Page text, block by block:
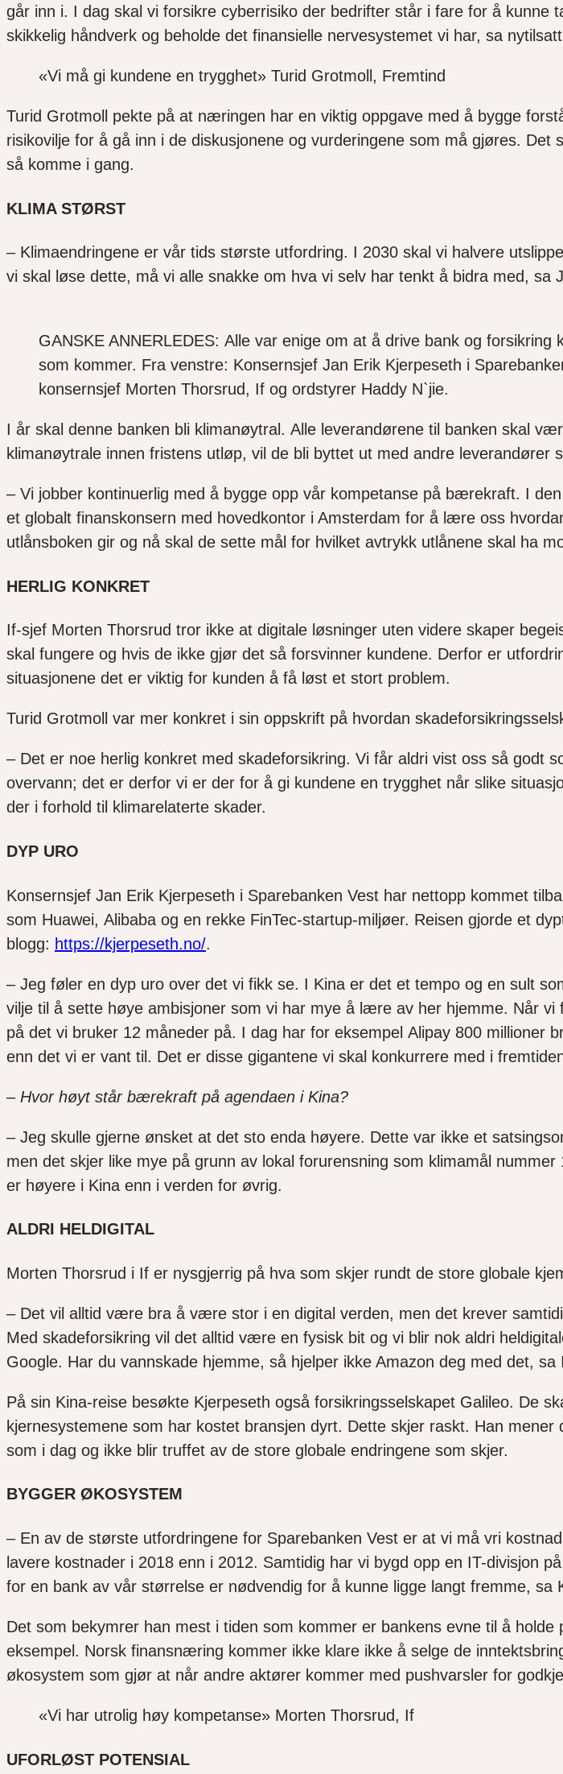
går inn i. I dag skal vi forsikre cyberrisiko der bedrifter står i fare for å kunne
skikkelig håndverk og beholde det finansielle nervesystemet vi har, sa
«Vi må gi kundene en trygghet» Turid Grotmoll, Fremtind
Turid Grotmoll pekte på at næringen har en viktig oppgave med å bygge
risikovilje for å gå inn i de diskusjonene og vurderingene som må gjøres.
så komme i gang.
KLIMA STØRST
–Klimaendringene er vår tids største utfordring. I 2030 skal vi halvere
vi skal
løse dette, må vi alle snakke om hva vi selv har tenkt å bidra med, sa
GANSKE ANNERLEDES: Alle var enige om at å drive bank og
som kommer. Fra venstre: Konsernsjef Jan Erik Kjerpeseth i
konsernsjef Morten Thorsrud, If og ordstyrer Haddy N`jie.
I år skal denne banken bli klimanøytral. Alle leverandørene til banken skal
klimanøytrale innen fristens utløp, vil de bli byttet ut med andre leverandører
–Vi jobber kontinuerlig med å bygge opp vår kompetanse på bærekraft. I
et globalt finanskonsern med hovedkontor i Amsterdam for å lære oss
utlånsboken gir og nå skal de sette mål for hvilket avtrykk utlånene skal ha
HERLIG KONKRET
If-sjef Morten Thorsrud tror ikke at digitale løsninger uten videre skaper
skal fungere og hvis de ikke gjør det så forsvinner kundene. Derfor er
situasjonene det er viktig for kunden å få løst et stort problem.
Turid Grotmoll var mer konkret i sin oppskrift på hvordan
–Det er noe herlig konkret med skadeforsikring. Vi får aldri vist oss så godt
overvann; det er derfor vi er der for å gi kundene en trygghet når slike
der i forhold til klimarelaterte skader.
DYP URO
Konsernsjef Jan Erik Kjerpeseth i Sparebanken Vest har nettopp kommet
som Huawei, Alibaba og en rekke FinTec-startup-miljøer. Reisen gjorde et
blogg: https://kjerpeseth.no/.
– Jeg føler en dyp uro over det vi fikk se. I Kina er det et tempo og en sult
vilje til å sette høye ambisjoner som vi har mye å lære av her hjemme. Når vi
på det vi bruker 12 måneder på. I dag har for eksempel Alipay 800 millioner
enn det vi er vant til. Det er disse gigantene vi skal konkurrere med i
– Hvor høyt står bærekraft på agendaen i Kina?
– Jeg skulle gjerne ønsket at det sto enda høyere. Dette var ikke et
men det skjer like mye på grunn av lokal forurensning som klimamål nummer
er høyere i Kina enn i verden for øvrig.
ALDRI HELDIGITAL
Morten Thorsrud i If er nysgjerrig på hva som skjer rundt de store globale
–Det vil alltid være bra å være stor i en digital verden, men det krever
Med skadeforsikring vil det alltid være en fysisk bit og vi blir nok aldri
Google. Har du vannskade hjemme, så hjelper ikke Amazon deg med det, sa
På sin Kina-reise besøkte Kjerpeseth også forsikringsselskapet Galileo. De
kjernesystemene som har kostet bransjen dyrt. Dette skjer raskt. Han
som i dag og ikke blir truffet av de store globale endringene som skjer.
BYGGER ØKOSYSTEM
– En av de største utfordringene for Sparebanken Vest er at vi må vri
avere kostnader i 2018 enn i 2012. Samtidig har vi bygd opp en IT-divisjon
for en bank av vår størrelse er nødvendig for å kunne ligge langt fremme, sa
Det som bekymrer han mest i tiden som kommer er bankens evne til å holde
eksempel. Norsk finansnæring kommer ikke klare ikke å selge de
økosystem som gjør at når andre aktører kommer med pushvarsler for
«Vi har utrolig høy kompetanse» Morten Thorsrud, If
UFORLØST POTENSIAL